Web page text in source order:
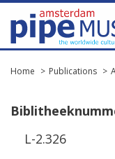
Home Publications
L-2.326